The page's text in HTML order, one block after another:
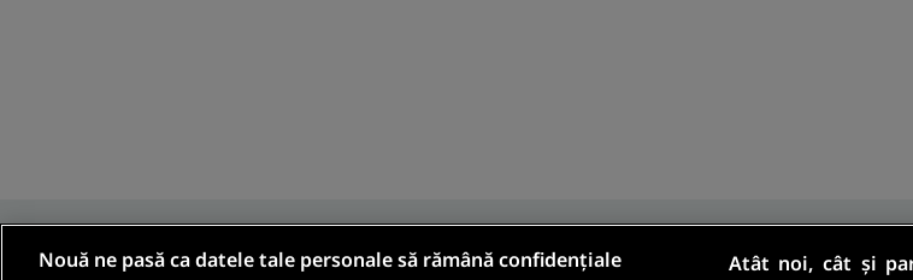
Nouă ne pasă ca datele tale personale să rămână confidențiale
Atât noi, cât și